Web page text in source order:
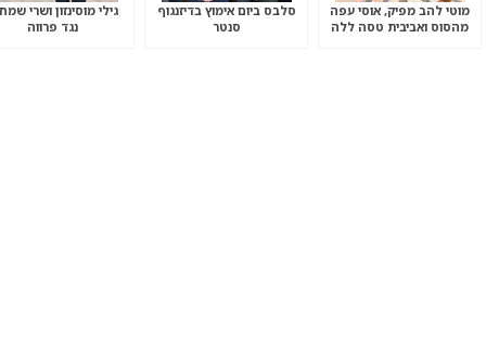
מוטי להב מפיק, אוסי עפה
מהסוס ואביבית טסה ללה
סלבס ביום אימוץ בדיזנגוף
סנטר
גילי מוסינזון ושרי
נגד פרווה